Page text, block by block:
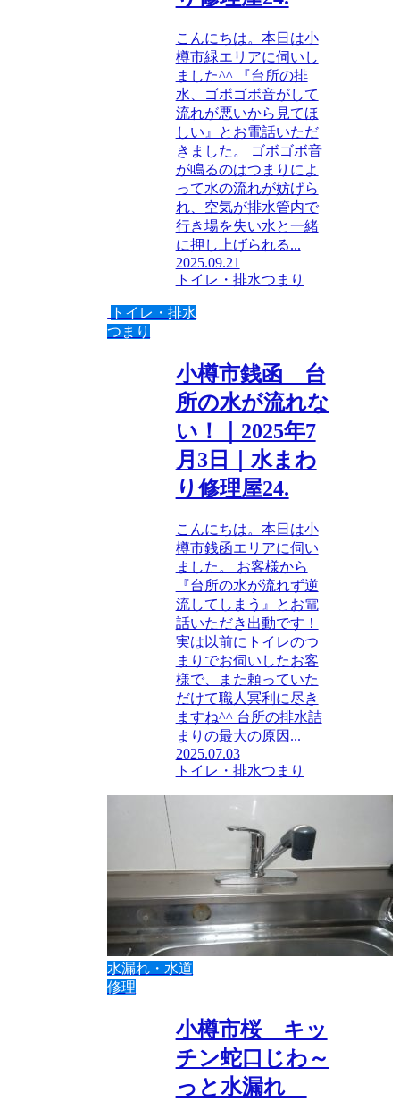
こんにちは。本日は小
樽市緑エリアに伺いし
ました^^ 『台所の排
水、ゴボゴボ音がして
流れが悪いから見てほ
しい』とお電話いただ
きました。 ゴボゴボ音
が鳴るのはつまりによ
って水の流れが妨げら
れ、空気が排水管内で
行き場を失い水と一緒
に押し上げられる...
2025.09.21
トイレ・排水つまり
トイレ・排水
つまり
小樽市銭函 台
所の水が流れな
い！｜2025年7
月3日｜水まわ
り修理屋24.
こんにちは。本日は小
樽市銭函エリアに伺い
ました。 お客様から
『台所の水が流れず逆
流してしまう』とお電
話いただき出動です！
実は以前にトイレのつ
まりでお伺いしたお客
様で、また頼っていた
だけて職人冥利に尽き
ますね^^ 台所の排水詰
まりの最大の原因...
2025.07.03
トイレ・排水つまり
水漏れ・水道
修理
小樽市桜 キッ
チン蛇口じわ～
っと水漏れ